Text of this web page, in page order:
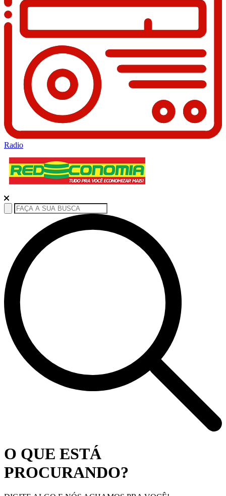
Radio
O QUE ESTÁ
PROCURANDO?